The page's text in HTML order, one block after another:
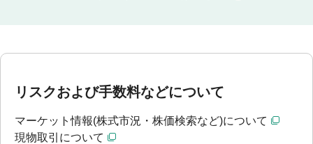
リスクおよび手数料などについて
マーケット情報(株式市況・株価検索など)について
現物取引について